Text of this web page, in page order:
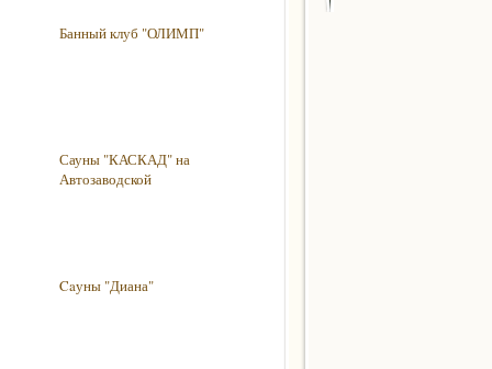
Банный клуб "ОЛИМП"
Сауны "КАСКАД" на
Автозаводской
Caуны "Диана"